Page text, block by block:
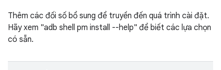
Thêm các đối số bổ sung để truyền đến quá trình cài đặt.
Hãy xem "adb shell pm install --help" để biết các lựa chọn
có sẵn.